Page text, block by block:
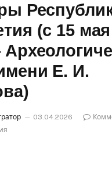
(с 15
Е. И.
03.04.2026